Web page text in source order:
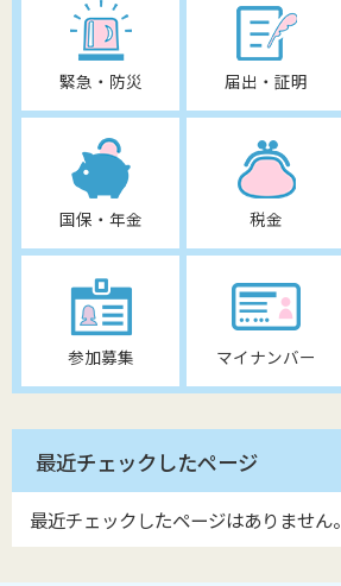
緊急・防災 届出・証明
国保・年金 税金
参加募集 マイナンバー
最近チェックしたページ
最近チェックしたページはありません。